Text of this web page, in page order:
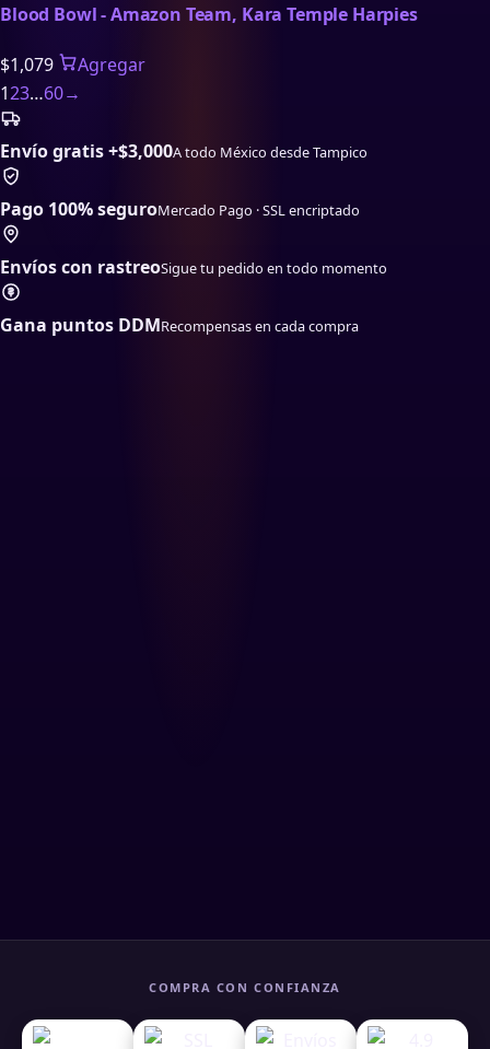
Blood Bowl - Amazon Team, Kara Temple Harpies
$1,079
Agregar
123…60→
Envío gratis +$3,000A todo México desde Tampico
Pago 100% seguroMercado Pago · SSL encriptado
Envíos con rastreoSigue tu pedido en todo momento
Gana puntos DDMRecompensas en cada compra
COMPRA CON CONFIANZA